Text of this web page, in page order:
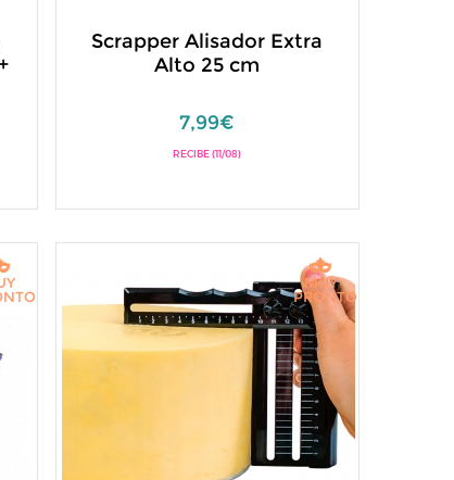
Scrapper Alisador Extra
Alto 25 cm
7,99€
RECIBE (11/08)
MUY
PRONTO